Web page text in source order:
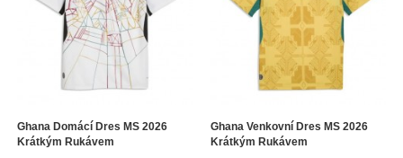
Ghana Domácí Dres MS 2026
Krátkým Rukávem
Ghana Venkovní Dres MS 2026
Krátkým Rukávem